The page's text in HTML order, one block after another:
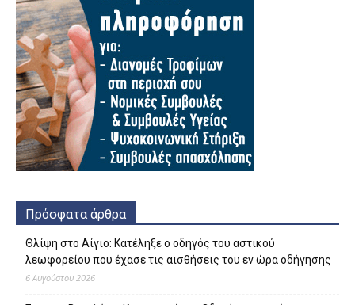
Πρόσφατα άρθρα
Θλίψη στο Αίγιο: Κατέληξε ο οδηγός του αστικού
λεωφορείου που έχασε τις αισθήσεις του εν ώρα οδήγησης
6 Αυγούστου 2026